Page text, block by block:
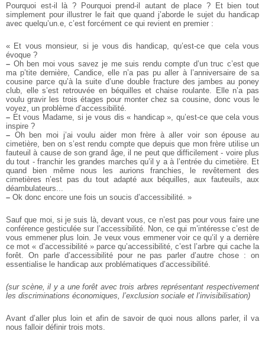
Pourquoi est-il là ? Pourquoi prend-il autant de place ? Et bien tout
simplement pour illustrer le fait que quand j’aborde le sujet du handicap
avec quelqu’un.e, c’est forcément ce qui revient en premier :
« Et vous monsieur, si je vous dis handicap, qu’est-ce que cela vous
évoque ?
– Oh ben moi vous savez je me suis rendu compte d’un truc c’est que
ma p’tite dernière, Candice, elle n’a pas pu aller à l’anniversaire de sa
cousine parce qu’à la suite d’une double fracture des jambes au poney
club, elle s’est retrouvée en béquilles et chaise roulante. Elle n’a pas
voulu gravir les trois étages pour monter chez sa cousine, donc vous le
voyez, un problème d’accessibilité.
– Et vous Madame, si je vous dis « handicap », qu’est-ce que cela vous
inspire ?
– Oh ben moi j’ai voulu aider mon frère à aller voir son épouse au
cimetière, ben on s’est rendu compte que depuis que mon frère utilise un
fauteuil à cause de son grand âge, il ne peut que difficilement - voire plus
du tout - franchir les grandes marches qu’il y a à l’entrée du cimetière. Et
quand bien même nous les aurions franchies, le revêtement des
cimetières n’est pas du tout adapté aux béquilles, aux fauteuils, aux
déambulateurs...
– Ok donc encore une fois un soucis d’accessibilité. »
Sauf que moi, si je suis là, devant vous, ce n’est pas pour vous faire une
conférence gesticulée sur l’accessibilité. Non, ce qui m’intéresse c’est de
vous emmener plus loin. Je veux vous emmener voir ce qu’il y a derrière
ce mot « d’accessibilité » parce qu’accessibilité, c’est l’arbre qui cache la
forêt. On parle d’accessibilité pour ne pas parler d’autre chose : on
essentialise le handicap aux problématiques d’accessibilité.
(sur scène, il y a une forêt avec trois arbres représentant respectivement
les discriminations économiques, l’exclusion sociale et l’invisibilisation)
Avant d’aller plus loin et afin de savoir de quoi nous allons parler, il va
nous falloir définir trois mots.